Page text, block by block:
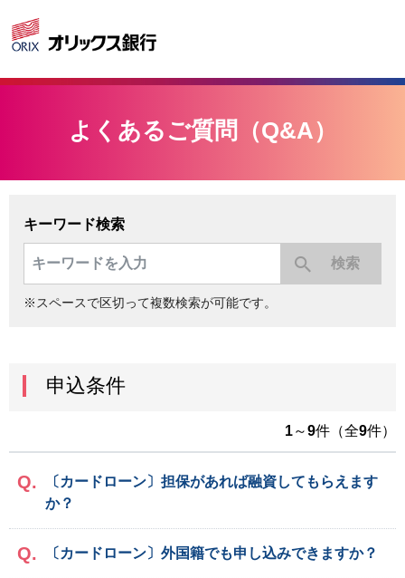
よくあるご質問（Q&A）
キーワード検索
※スペースで区切って複数検索が可能です。
申込条件
1～9件（全9件）
〔カードローン〕担保があれば融資してもらえます
か？
〔カードローン〕外国籍でも申し込みできますか？